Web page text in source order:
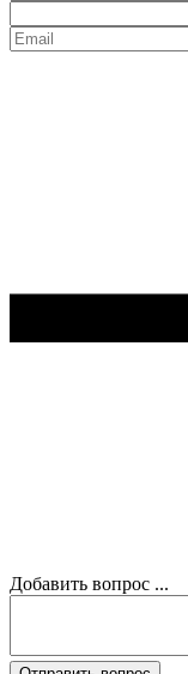
Добавить вопрос ...